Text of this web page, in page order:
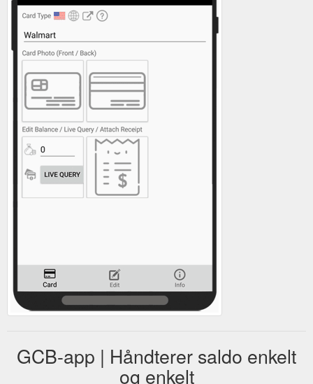
GCB-app | Håndterer saldo enkelt
og enkelt